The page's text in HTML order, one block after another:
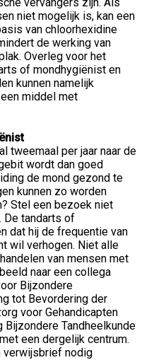
niet mogelijk is, kan een
van chloorhexidine
de werking van
Overleg voor het
of mondhygiënist en
kunnen namelijk
middel met
tweemaal per jaar naar de
wordt dan goed
de mond gezond te
kunnen zo worden
Stel een bezoek niet
De tandarts of
dat hij de frequentie van
wil verhogen. Niet alle
van mensen met
naar een collega
Bijzondere
tot Bevordering der
voor Gehandicapten
Bijzondere Tandheelkunde
een dergelijk centrum.
verwijsbrief nodig